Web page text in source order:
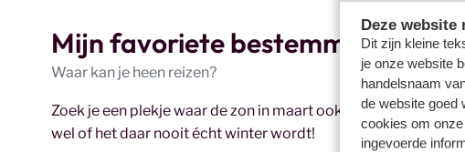
Deze website
Dit zijn kleine
je onze website
handelsnaam
de website goed
cookies om
ingevoerde
Mijn favoriete bestemmingen
Waar kan je heen reizen?
Zoek je een plekje waar de zon in maart ook schijnt? Twee
wel of het daar nooit écht winter wordt!